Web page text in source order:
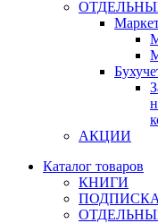
АКЦИИ
Каталог товаров
КНИГИ